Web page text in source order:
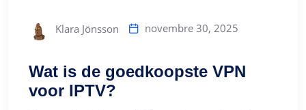
Klara Jönsson novembre 30, 2025
Wat is de goedkoopste VPN
voor IPTV?